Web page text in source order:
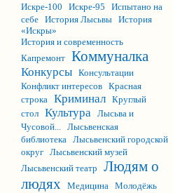
Искре-100
Искре-95
Испытано на
себе История Лысьвы История
«Искры»
История и современность
Капремонт Коммуналка
Конкурсы Консультации
Конфликт интересов Красная
строка Криминал Круглый
стол Культура Лысьва и
Чусовой... Лысьвенская
библиотека Лысьвенский городской
округ Лысьвенский музей
Лысьвенский театр
Людям о
людях Медицина Молодёжь